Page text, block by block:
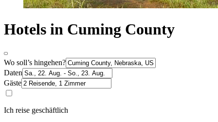
Hotels in Cuming County
Wo soll’s hingehen?
Daten
Gäste
Ich reise geschäftlich